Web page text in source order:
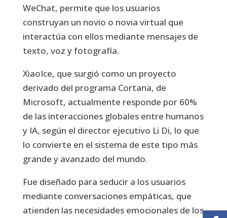
WeChat, permite que los usuarios
construyan un novio o novia virtual que
interactúa con ellos mediante mensajes de
texto, voz y fotografía.
XiaoIce, que surgió como un proyecto
derivado del programa Cortana, de
Microsoft, actualmente responde por 60%
de las interacciones globales entre humanos
y IA, según el director ejecutivo Li Di, lo que
lo convierte en el sistema de este tipo más
grande y avanzado del mundo.
Fue diseñado para seducir a los usuarios
mediante conversaciones empáticas, que
atienden las necesidades emocionales de los